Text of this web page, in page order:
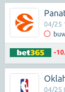
04/25
-
04/25